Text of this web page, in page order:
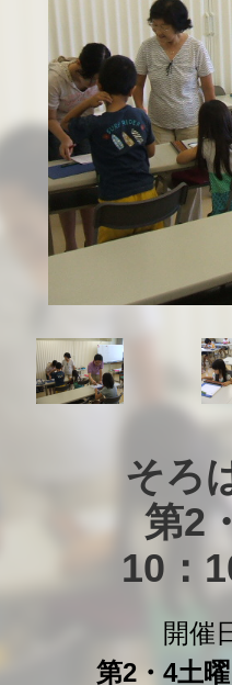
そろ
第2
10：
開催
第2・4土